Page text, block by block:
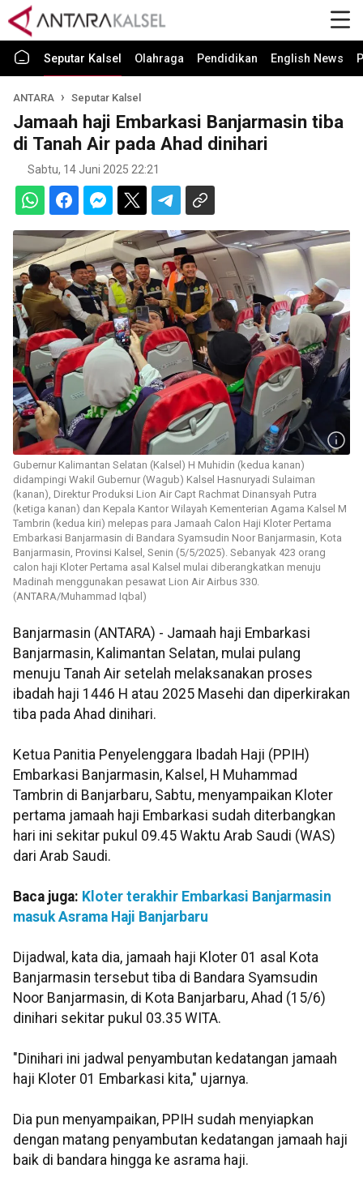
Seputar Kalsel Olahraga Pendidikan English News
ANTARA Seputar Kalsel
Jamaah haji Embarkasi Banjarmasin tiba
di Tanah Air pada Ahad dinihari
Sabtu, 14 Juni 2025 22:21
Gubernur Kalimantan Selatan (Kalsel) H Muhidin (kedua kanan)
didampingi Wakil Gubernur (Wagub) Kalsel Hasnuryadi Sulaiman
(kanan), Direktur Produksi Lion Air Capt Rachmat Dinansyah Putra
(ketiga kanan) dan Kepala Kantor Wilayah Kementerian Agama Kalsel M
Tambrin (kedua kiri) melepas para Jamaah Calon Haji Kloter Pertama
Embarkasi Banjarmasin di Bandara Syamsudin Noor Banjarmasin, Kota
Banjarmasin, Provinsi Kalsel, Senin (5/5/2025). Sebanyak 423 orang
calon haji Kloter Pertama asal Kalsel mulai diberangkatkan menuju
Madinah menggunakan pesawat Lion Air Airbus 330.
(ANTARA/Muhammad Iqbal)
Banjarmasin (ANTARA) - Jamaah haji Embarkasi
Banjarmasin, Kalimantan Selatan, mulai pulang
menuju Tanah Air setelah melaksanakan proses
ibadah haji 1446 H atau 2025 Masehi dan diperkirakan
tiba pada Ahad dinihari.
Ketua Panitia Penyelenggara Ibadah Haji (PPIH)
Embarkasi Banjarmasin, Kalsel, H Muhammad
Tambrin di Banjarbaru, Sabtu, menyampaikan Kloter
pertama jamaah haji Embarkasi sudah diterbangkan
hari ini sekitar pukul 09.45 Waktu Arab Saudi (WAS)
dari Arab Saudi.
Baca juga: Kloter terakhir Embarkasi Banjarmasin
masuk Asrama Haji Banjarbaru
Dijadwal, kata dia, jamaah haji Kloter 01 asal Kota
Banjarmasin tersebut tiba di Bandara Syamsudin
Noor Banjarmasin, di Kota Banjarbaru, Ahad (15/6)
dinihari sekitar pukul 03.35 WITA.
"Dinihari ini jadwal penyambutan kedatangan jamaah
haji Kloter 01 Embarkasi kita," ujarnya.
Dia pun menyampaikan, PPIH sudah menyiapkan
dengan matang penyambutan kedatangan jamaah haji
baik di bandara hingga ke asrama haji.